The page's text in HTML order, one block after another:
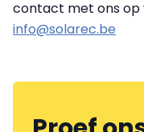
contact met ons op
info@solarec.be